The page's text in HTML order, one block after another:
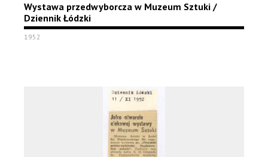
Wystawa przedwyborcza w Muzeum Sztuki /
Dziennik Łódzki
1952